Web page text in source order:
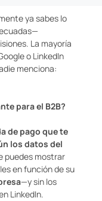
ya sabes lo
La mayoría
o LinkedIn
menciona:
para el B2B?
de pago que te
los datos del
puedes mostrar
en función de su
—y sin los
LinkedIn.